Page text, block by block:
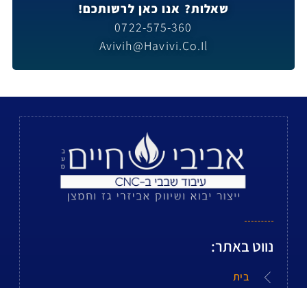
שאלות? אנו כאן לרשותכם!
0722-575-360
Avivih@havivi.co.il
נווט באתר:
בית